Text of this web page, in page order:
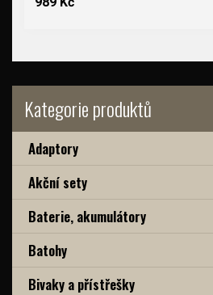
Kategorie produktů
Adaptory
Akční sety
Baterie, akumulátory
Batohy
Bivaky a přístřešky